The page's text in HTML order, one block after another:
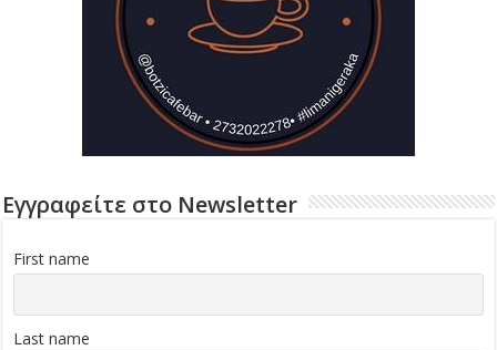
Εγγραφείτε στο Newsletter
First name
Last name